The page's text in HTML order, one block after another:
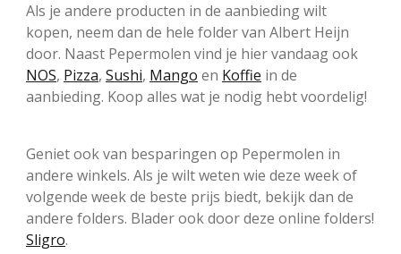
Als je andere producten in de aanbieding wilt
kopen, neem dan de hele folder van Albert Heijn
door. Naast Pepermolen vind je hier vandaag ook
NOS, Pizza, Sushi, Mango en Koffie in de
aanbieding. Koop alles wat je nodig hebt voordelig!
Geniet ook van besparingen op Pepermolen in
andere winkels. Als je wilt weten wie deze week of
volgende week de beste prijs biedt, bekijk dan de
andere folders. Blader ook door deze online folders!
Sligro.